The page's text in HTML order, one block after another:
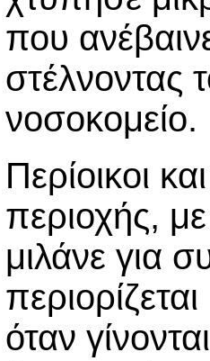
που
στέλνοντας
νοσοκομείο.
Περίοικοι
περιοχής,
μιλάνε για
όταν